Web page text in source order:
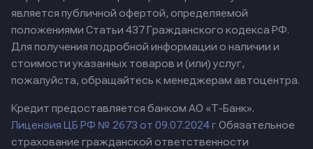
является публичной офертой, определяемой
положениями Статьи 437 Гражданского кодекса РФ.
Для получения подробной информации о наличии и
стоимости указанных товаров и (или) услуг,
пожалуйста, обращайтесь к менеджерам автоцентра.
Кредит предоставляется банком АО «Т-Банк».
Лицензия ЦБ РФ № 2673 от 09.07.2024 гОбязательное
страхование гражданской ответственности